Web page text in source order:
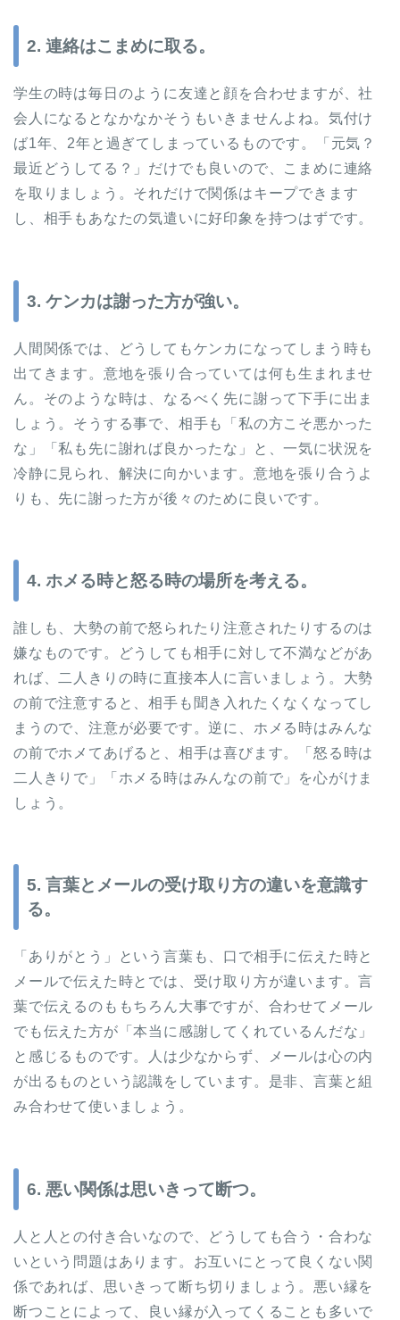
2. 連絡はこまめに取る。
学生の時は毎日のように友達と顔を合わせますが、社
会人になるとなかなかそうもいきませんよね。気付け
ば1年、2年と過ぎてしまっているものです。「元気？
最近どうしてる？」だけでも良いので、こまめに連絡
を取りましょう。それだけで関係はキープできます
し、相手もあなたの気遣いに好印象を持つはずです。
3. ケンカは謝った方が強い。
人間関係では、どうしてもケンカになってしまう時も
出てきます。意地を張り合っていては何も生まれませ
ん。そのような時は、なるべく先に謝って下手に出ま
しょう。そうする事で、相手も「私の方こそ悪かった
な」「私も先に謝れば良かったな」と、一気に状況を
冷静に見られ、解決に向かいます。意地を張り合うよ
りも、先に謝った方が後々のために良いです。
4. ホメる時と怒る時の場所を考える。
誰しも、大勢の前で怒られたり注意されたりするのは
嫌なものです。どうしても相手に対して不満などがあ
れば、二人きりの時に直接本人に言いましょう。大勢
の前で注意すると、相手も聞き入れたくなくなってし
まうので、注意が必要です。逆に、ホメる時はみんな
の前でホメてあげると、相手は喜びます。「怒る時は
二人きりで」「ホメる時はみんなの前で」を心がけま
しょう。
5. 言葉とメールの受け取り方の違いを意識す
る。
「ありがとう」という言葉も、口で相手に伝えた時と
メールで伝えた時とでは、受け取り方が違います。言
葉で伝えるのももちろん大事ですが、合わせてメール
でも伝えた方が「本当に感謝してくれているんだな」
と感じるものです。人は少なからず、メールは心の内
が出るものという認識をしています。是非、言葉と組
み合わせて使いましょう。
6. 悪い関係は思いきって断つ。
人と人との付き合いなので、どうしても合う・合わな
いという問題はあります。お互いにとって良くない関
係であれば、思いきって断ち切りましょう。悪い縁を
断つことによって、良い縁が入ってくることも多いで